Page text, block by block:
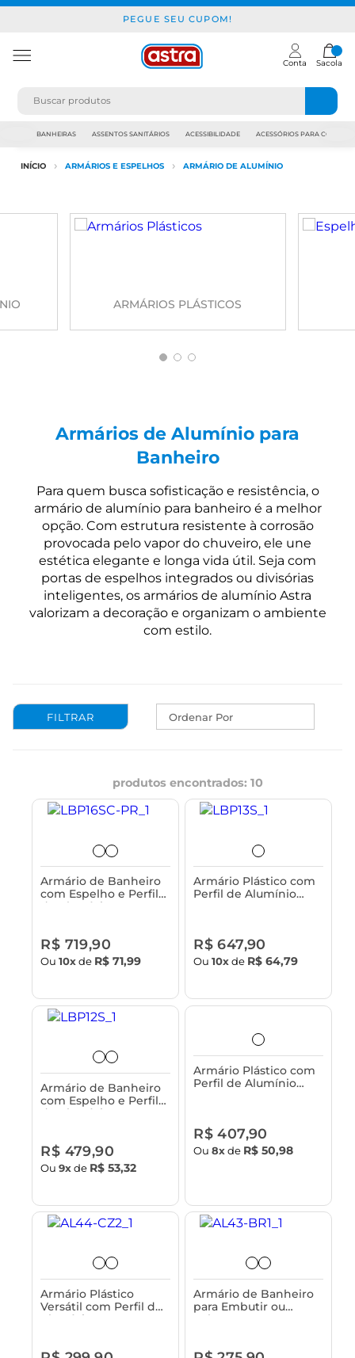
PEGUE SEU CUPOM!
Conta Sacola
BANHEIRAS ASSENTOS SANITÁRIOS ACESSIBILIDADE ACESSÓRIOS PARA
INÍCIO ARMÁRIOS E ESPELHOS ARMÁRIO DE ALUMÍNIO
ARMÁRIOS PLÁSTICOS
Armários de Alumínio para
Banheiro
Para quem busca sofisticação e resistência, o
armário de alumínio para banheiro é a melhor
opção. Com estrutura resistente à corrosão
provocada pelo vapor do chuveiro, ele une
estética elegante e longa vida útil. Seja com
portas de espelhos integrados ou divisórias
inteligentes, os armários de alumínio Astra
valorizam a decoração e organizam o ambiente
com estilo.
Ordenar Por
produtos encontrados: 10
Armário de Banheiro
com Espelho e Perfil
de Alumínio 2 Portas
R$ 719,90
Ou10xde R$ 71,99
Armário Plástico com
Perfil de Alumínio
R$ 647,90
Ou10xde R$ 64,79
Armário de Banheiro
com Espelho e Perfil
de Alumínio 35x45 cm
R$ 479,90
Ou9xde R$ 53,32
Armário Plástico com
Perfil de Alumínio
R$ 407,90
Ou8xde R$ 50,98
Armário Plástico
Versátil com Perfil de
Alumínio 36x10x45cm
Armário de Banheiro
para Embutir ou
Sobrepor com